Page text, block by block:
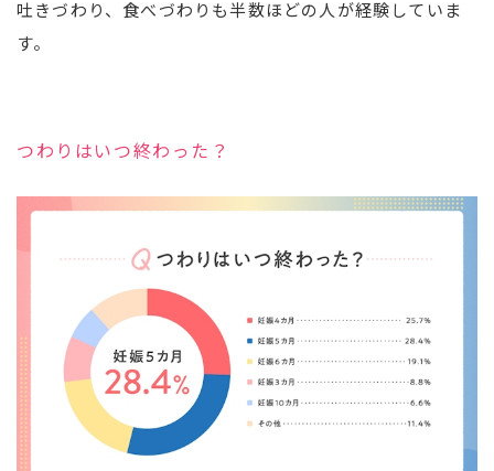
吐きづわり、食べづわりも半数ほどの人が経験していま
す。
つわりはいつ終わった？